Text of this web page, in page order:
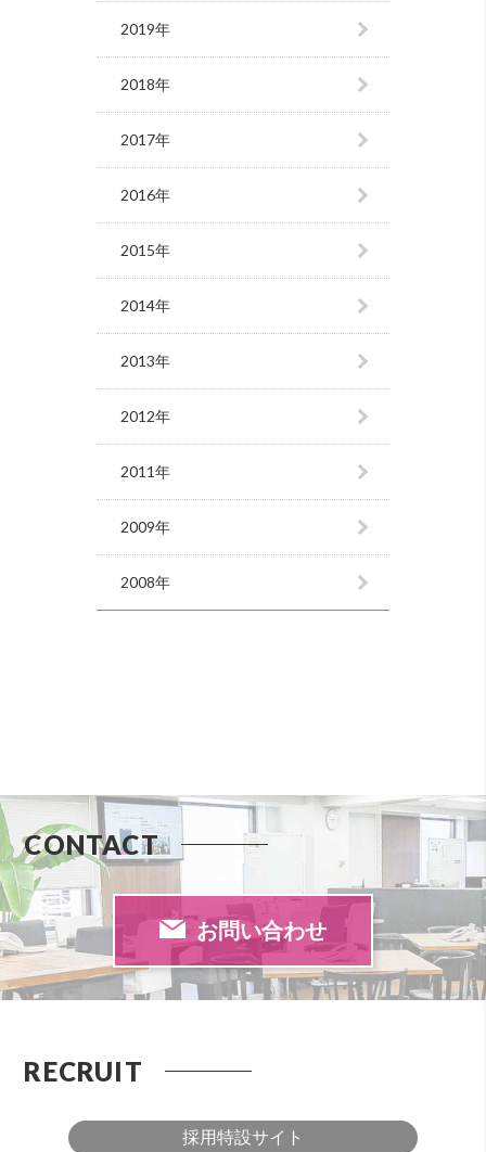
2019年
2018年
2017年
2016年
2015年
2014年
2013年
2012年
2011年
2009年
2008年
CONTACT
お問い合わせ
RECRUIT
採用特設サイト